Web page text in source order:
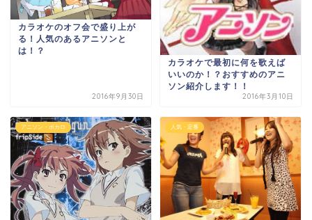
カラオケのオフ会で盛り上が
る！人気のあるアニソンと
は！？
2016年9月30日
カラオケで最初に何を歌えば
いいのか！？おすすめのアニ
ソン紹介します！！
2016年3月10日
アニソン・ボカロ 人気・定番